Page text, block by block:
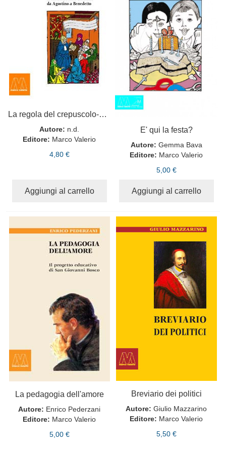
Autore: n.d.
Editore: Marco Valerio
4,80 €
Aggiungi al carrello
E' qui la festa?
Autore: Gemma Bava
Editore: Marco Valerio
5,00 €
Aggiungi al carrello
La pedagogia dell'amore
Autore: Enrico Pederzani
Editore: Marco Valerio
5,00 €
Breviario dei politici
Autore: Giulio Mazzarino
Editore: Marco Valerio
5,50 €